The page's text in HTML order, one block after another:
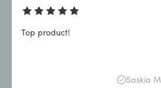
Top product!
Saskia